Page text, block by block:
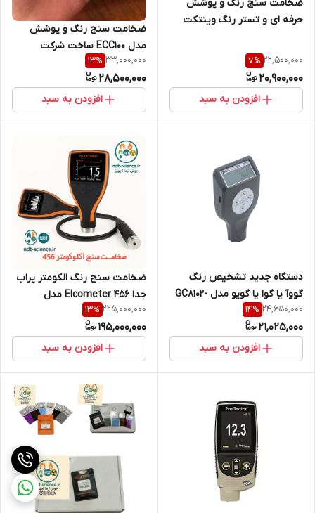
ضخامت سنج رنگ و پوشش
حرفه ای و تستر رنگ وینتکت
WT2110B ( نمایندگی اصلی جوش
آزما تجهیز)
22,500,000
7%
20,900,000
افزودن به سبد
ضخامت سنج رنگ و پوشش
مدل ECC100 ساخت شرکت
ELKOCAN کانادا
33,000,000
13%
28,500,000
افزودن به سبد
دستگاه جدید تشخیص رنگ
گووآ یا گوا یا گویو مدل GC8102-
C شارژی ( آخرین ورژن- نمایندگی
اصلی جوش آزما تجهیز)
24,650,000
14%
21,025,000
افزودن به سبد
ضخامت سنج رنگ الکومتر پراب
جدا Elcometer 456 مدل
A456CFBS+CF1S
225,000,000
13%
195,000,000
افزودن به سبد